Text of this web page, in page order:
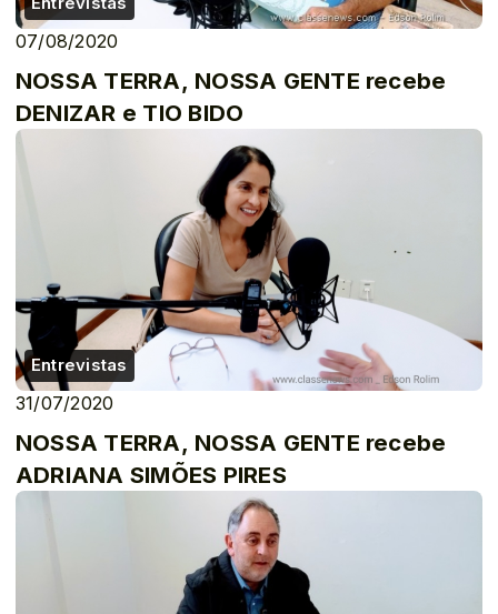
07/08/2020
NOSSA TERRA, NOSSA GENTE recebe
DENIZAR e TIO BIDO
Entrevistas
31/07/2020
NOSSA TERRA, NOSSA GENTE recebe
ADRIANA SIMÕES PIRES